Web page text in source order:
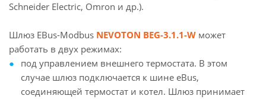
Schneider Electric, Omron и др.).
Шлюз EBus-Modbus NEVOTON BEG-3.1.1-W может
работать в двух режимах:
под управлением внешнего термостата. В этом
случае шлюз подключается к шине eBus,
соединяющей термостат и котел. Шлюз принимает